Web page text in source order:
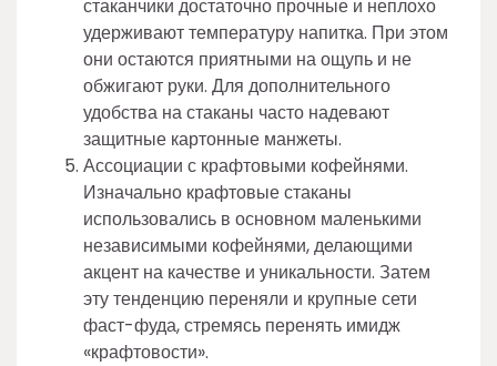
стаканчики достаточно прочные и неплохо
удерживают температуру напитка. При этом
они остаются приятными на ощупь и не
обжигают руки. Для дополнительного
удобства на стаканы часто надевают
защитные картонные манжеты.
Ассоциации с крафтовыми кофейнями.
Изначально крафтовые стаканы
использовались в основном маленькими
независимыми кофейнями, делающими
акцент на качестве и уникальности. Затем
эту тенденцию переняли и крупные сети
фаст-фуда, стремясь перенять имидж
«крафтовости».